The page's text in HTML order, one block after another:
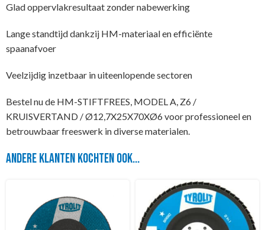
Glad oppervlakresultaat zonder nabewerking
Lange standtijd dankzij HM-materiaal en efficiënte
spaanafvoer
Veelzijdig inzetbaar in uiteenlopende sectoren
Bestel nu de HM-STIFTFREES, MODEL A, Z6 /
KRUISVERTAND / Ø12,7X25X70XØ6 voor professioneel en
betrouwbaar freeswerk in diverse materialen.
Andere klanten kochten ook...